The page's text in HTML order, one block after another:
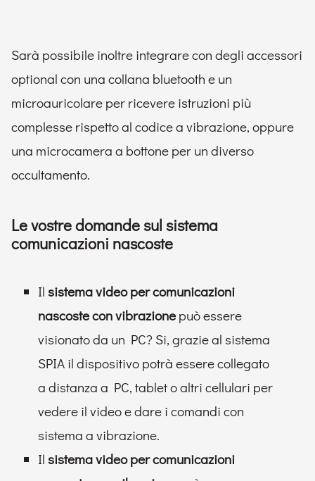
Sarà possibile inoltre integrare con degli accessori
optional con una collana bluetooth e un
microauricolare per ricevere istruzioni più
complesse rispetto al codice a vibrazione, oppure
una microcamera a bottone per un diverso
occultamento.
Le vostre domande sul sistema
comunicazioni nascoste
Ilsistema video per comunicazioni
nascoste con vibrazionepuò essere
visionato da un PC? Si, grazie al sistema
SPIA il dispositivo potrà essere collegato
a distanza a PC, tablet o altri cellulari per
vedere il video e dare i comandi con
sistema a vibrazione.
Ilsistema video per comunicazioni